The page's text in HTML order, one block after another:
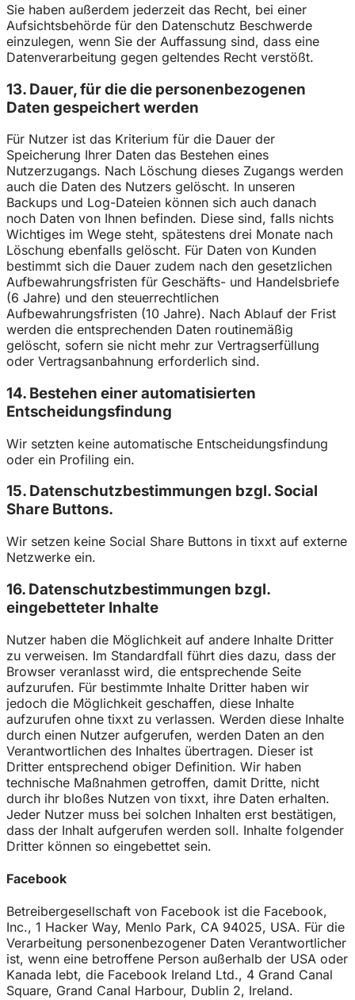
Sie haben außerdem jederzeit das Recht, bei einer
Aufsichtsbehörde für den Datenschutz Beschwerde
einzulegen, wenn Sie der Auffassung sind, dass eine
Datenverarbeitung gegen geltendes Recht verstößt.
13. Dauer, für die die personenbezogenen
Daten gespeichert werden
Für Nutzer ist das Kriterium für die Dauer der
Speicherung Ihrer Daten das Bestehen eines
Nutzerzugangs. Nach Löschung dieses Zugangs werden
auch die Daten des Nutzers gelöscht. In unseren
Backups und Log-Dateien können sich auch danach
noch Daten von Ihnen befinden. Diese sind, falls nichts
Wichtiges im Wege steht, spätestens drei Monate nach
Löschung ebenfalls gelöscht. Für Daten von Kunden
bestimmt sich die Dauer zudem nach den gesetzlichen
Aufbewahrungsfristen für Geschäfts- und Handelsbriefe
(6 Jahre) und den steuerrechtlichen
Aufbewahrungsfristen (10 Jahre). Nach Ablauf der Frist
werden die entsprechenden Daten routinemäßig
gelöscht, sofern sie nicht mehr zur Vertragserfüllung
oder Vertragsanbahnung erforderlich sind.
14. Bestehen einer automatisierten
Entscheidungsfindung
Wir setzten keine automatische Entscheidungsfindung
oder ein Profiling ein.
15. Datenschutzbestimmungen bzgl. Social
Share Buttons.
Wir setzen keine Social Share Buttons in tixxt auf externe
Netzwerke ein.
16. Datenschutzbestimmungen bzgl.
eingebetteter Inhalte
Nutzer haben die Möglichkeit auf andere Inhalte Dritter
zu verweisen. Im Standardfall führt dies dazu, dass der
Browser veranlasst wird, die entsprechende Seite
aufzurufen. Für bestimmte Inhalte Dritter haben wir
jedoch die Möglichkeit geschaffen, diese Inhalte
aufzurufen ohne tixxt zu verlassen. Werden diese Inhalte
durch einen Nutzer aufgerufen, werden Daten an den
Verantwortlichen des Inhaltes übertragen. Dieser ist
Dritter entsprechend obiger Definition. Wir haben
technische Maßnahmen getroffen, damit Dritte, nicht
durch ihr bloßes Nutzen von tixxt, ihre Daten erhalten.
Jeder Nutzer muss bei solchen Inhalten erst bestätigen,
dass der Inhalt aufgerufen werden soll. Inhalte folgender
Dritter können so eingebettet sein.
Facebook
Betreibergesellschaft von Facebook ist die Facebook,
Inc., 1 Hacker Way, Menlo Park, CA 94025, USA. Für die
Verarbeitung personenbezogener Daten Verantwortlicher
ist, wenn eine betroffene Person außerhalb der USA oder
Kanada lebt, die Facebook Ireland Ltd., 4 Grand Canal
Square, Grand Canal Harbour, Dublin 2, Ireland.